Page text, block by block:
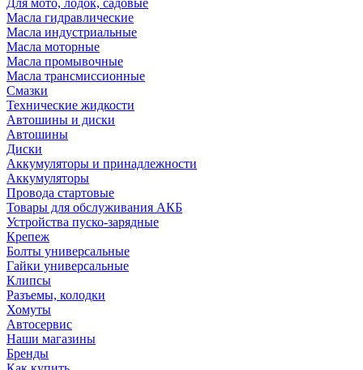
Для мото, лодок, садовые
Масла гидравлические
Масла индустриальные
Масла моторные
Масла промывочные
Масла трансмиссионные
Смазки
Технические жидкости
Автошины и диски
Автошины
Диски
Аккумуляторы и принадлежности
Аккумуляторы
Провода стартовые
Товары для обслуживания АКБ
Устройства пуско-зарядные
Крепеж
Болты универсальные
Гайки универсальные
Клипсы
Разъемы, колодки
Хомуты
Автосервис
Наши магазины
Бренды